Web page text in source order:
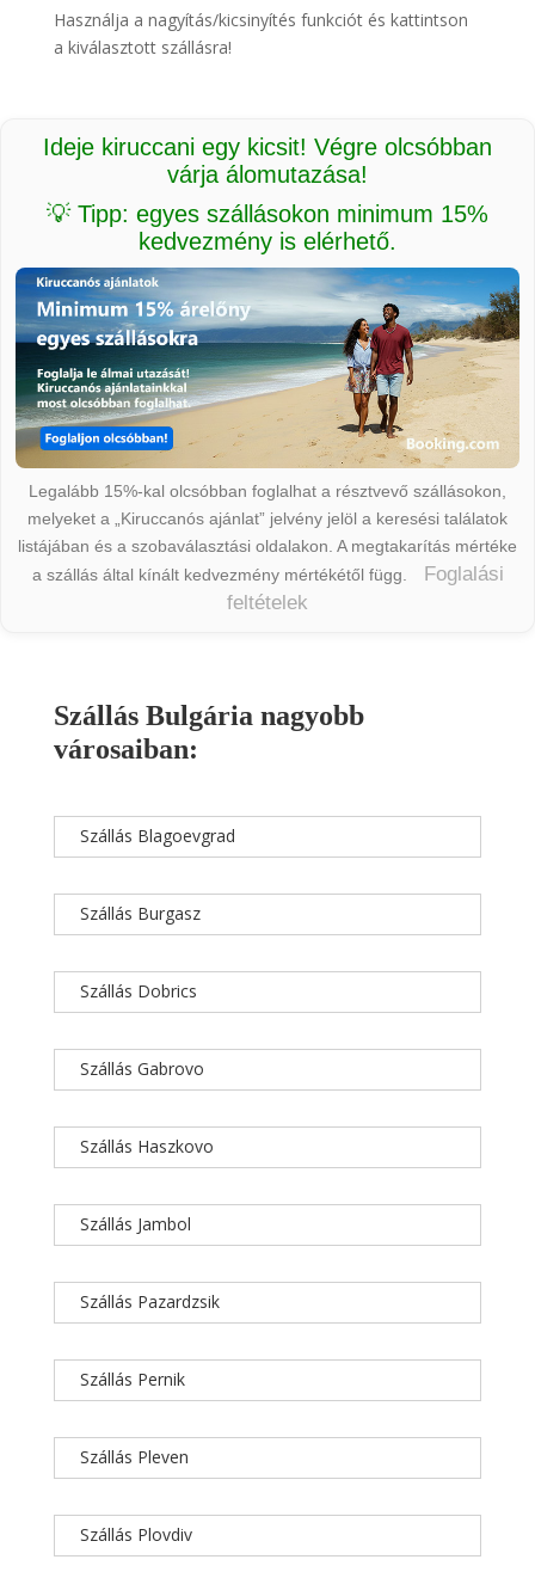
Használja a nagyítás/kicsinyítés funkciót és kattintson
a kiválasztott szállásra!
Ideje kiruccani egy kicsit! Végre olcsóbban
várja álomutazása!
💡 Tipp: egyes szállásokon minimum 15%
kedvezmény is elérhető.
Legalább 15%-kal olcsóbban foglalhat a résztvevő szállásokon,
melyeket a „Kiruccanós ajánlat” jelvény jelöl a keresési találatok
listájában és a szobaválasztási oldalakon. A megtakarítás mértéke
a szállás által kínált kedvezmény mértékétől függ.
Foglalási
feltételek
Szállás Bulgária nagyobb
városaiban:
Szállás Blagoevgrad
Szállás Burgasz
Szállás Dobrics
Szállás Gabrovo
Szállás Haszkovo
Szállás Jambol
Szállás Pazardzsik
Szállás Pernik
Szállás Pleven
Szállás Plovdiv